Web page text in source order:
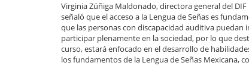
Virginia Zúñiga Maldonado, directora general del DIF
señaló que el acceso a la Lengua de Señas es
que las personas con discapacidad auditiva puedan
participar plenamente en la sociedad, por lo que
curso, estará enfocado en el desarrollo de
los fundamentos de la Lengua de Señas Mexicana,